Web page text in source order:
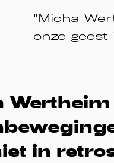
"Micha
onze geest
in